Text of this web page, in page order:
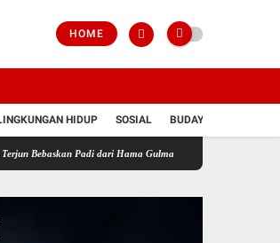
HOME
HIDUP SOSIAL BUDAYA
Padi dari Hama Gulma Perkuat Ketahanan Pangan